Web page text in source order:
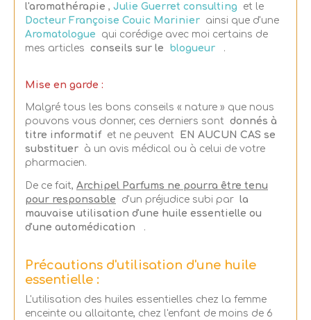
l'aromathérapie , Julie Guerret consulting et le
Docteur Françoise Couic Marinier ainsi que d'une
Aromatologue qui corédige avec moi certains de
mes articles conseils sur le blogueur .
Mise en garde :
Malgré tous les bons conseils « nature » que nous
pouvons vous donner, ces derniers sont donnés à
titre informatif et ne peuvent
EN AUCUN CAS se
substituer à un avis médical ou à celui de votre
pharmacien.
De ce fait, Archipel Parfums ne pourra être tenu
pour responsable d'un préjudice subi par la
mauvaise utilisation d'une huile essentielle ou
d'une automédication
.
Précautions d'utilisation d'une huile
essentielle :
L'utilisation des huiles essentielles chez la femme
enceinte ou allaitante, chez l'enfant de moins de 6